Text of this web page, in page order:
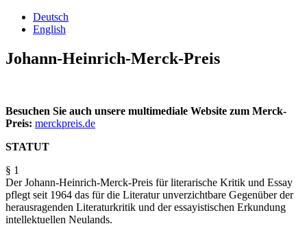
Deutsch
English
Johann-Heinrich-Merck-Preis
Besuchen Sie auch unsere multimediale Website zum Merck-
Preis: merckpreis.de
STATUT
§ 1
Der Johann-Heinrich-Merck-Preis für literarische Kritik und Essay
pflegt seit 1964 das für die Literatur unverzichtbare Gegenüber der
herausragenden Literaturkritik und der essayistischen Erkundung
intellektuellen Neulands.